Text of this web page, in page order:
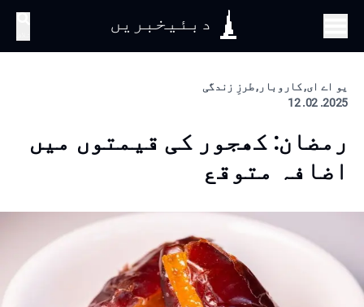
دبئیخبریں
یو اے ای, کاروبار, طرزِ زندگی
2025. 02. 12
رمضان: کھجور کی قیمتوں میں
اضافہ متوقع